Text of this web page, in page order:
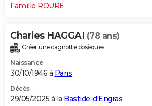
CARTE DE VOEUX
Dictionnaire
Biographies
Citations
Expressions
Proverbes
PROGRAMME TV
COPAINS D'AVANT
S'inscrire
Se connecter
Lycées
Collèges
Primaires
Universités
Entreprises
Service militaire
Avis de recherche
AVIS DE DÉCÈS
Famille ROURE
Charles HAGGAI (78 ans)
Créer une cagnotte obsèques
Naissance
30/10/1946 à Paris
Décès
29/05/2025 à la Bastide-d'Engras